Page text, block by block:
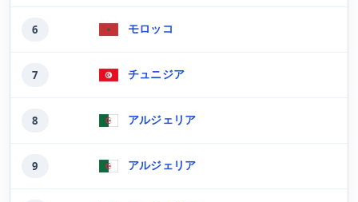
6 モロッコ
7 チュニジア
8 アルジェリア
9 アルジェリア